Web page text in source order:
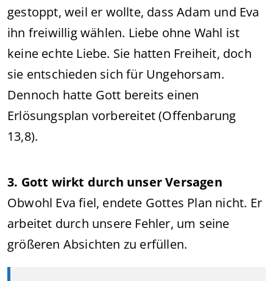
gestoppt, weil er wollte, dass Adam und Eva
ihn freiwillig wählen. Liebe ohne Wahl ist
keine echte Liebe. Sie hatten Freiheit, doch
sie entschieden sich für Ungehorsam.
Dennoch hatte Gott bereits einen
Erlösungsplan vorbereitet (Offenbarung
13,8).
3. Gott wirkt durch unser Versagen
Obwohl Eva fiel, endete Gottes Plan nicht. Er
arbeitet durch unsere Fehler, um seine
größeren Absichten zu erfüllen.